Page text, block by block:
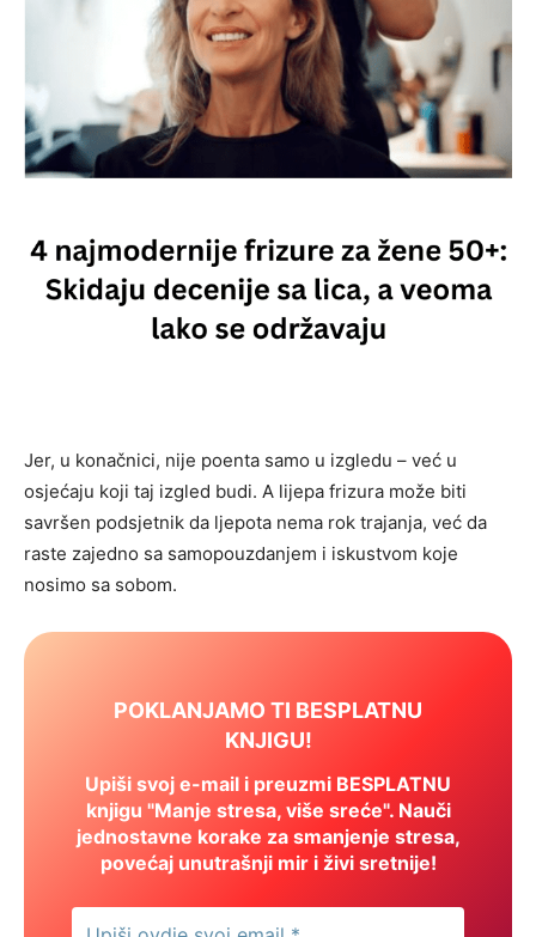
Jer, u konačnici, nije poenta samo u izgledu – već u
osjećaju koji taj izgled budi. A lijepa frizura može biti
savršen podsjetnik da ljepota nema rok trajanja, već da
raste zajedno sa samopouzdanjem i iskustvom koje
nosimo sa sobom.
POKLANJAMO TI BESPLATNU
KNJIGU!
Upiši svoj e-mail i preuzmi BESPLATNU
knjigu "Manje stresa, više sreće". Nauči
jednostavne korake za smanjenje stresa,
povećaj unutrašnji mir i živi sretnije!